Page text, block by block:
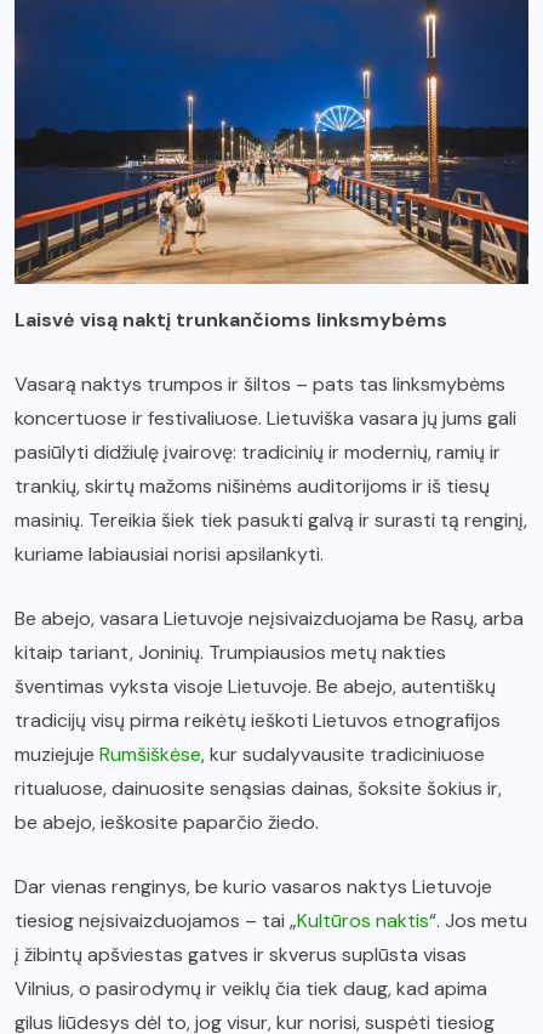
Laisvė visą naktį trunkančioms linksmybėms
Vasarą naktys trumpos ir šiltos – pats tas linksmybėms
koncertuose ir festivaliuose. Lietuviška vasara jų jums gali
pasiūlyti didžiulę įvairovę: tradicinių ir modernių, ramių ir
trankių, skirtų mažoms nišinėms auditorijoms ir iš tiesų
masinių. Tereikia šiek tiek pasukti galvą ir surasti tą renginį,
kuriame labiausiai norisi apsilankyti.
Be abejo, vasara Lietuvoje neįsivaizduojama be Rasų, arba
kitaip tariant, Joninių. Trumpiausios metų nakties
šventimas vyksta visoje Lietuvoje. Be abejo, autentiškų
tradicijų visų pirma reikėtų ieškoti Lietuvos etnografijos
muziejuje Rumšiškėse, kur sudalyvausite tradiciniuose
ritualuose, dainuosite senąsias dainas, šoksite šokius ir,
be abejo, ieškosite paparčio žiedo.
Dar vienas renginys, be kurio vasaros naktys Lietuvoje
tiesiog neįsivaizduojamos – tai „Kultūros naktis“. Jos metu
į žibintų apšviestas gatves ir skverus suplūsta visas
Vilnius, o pasirodymų ir veiklų čia tiek daug, kad apima
gilus liūdesys dėl to, jog visur, kur norisi, suspėti tiesiog